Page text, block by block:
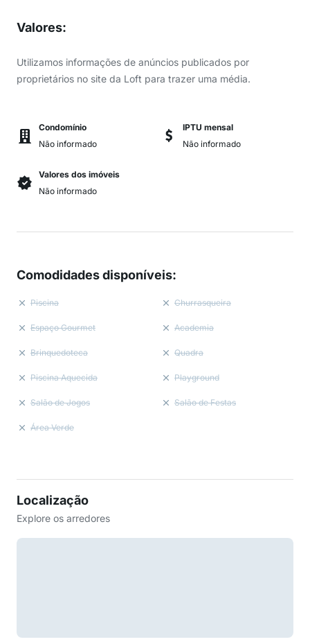
Valores:
Utilizamos informações de anúncios publicados por
proprietários no site da Loft para trazer uma média.
Condomínio
Não informado
IPTU mensal
Não informado
Valores dos imóveis
Não informado
Comodidades disponíveis:
Piscina Churrasqueira
Espaço Gourmet Academia
Brinquedoteca Quadra
Piscina Aquecida Playground
Salão de Jogos Salão de Festas
Área Verde
Localização
Explore os arredores